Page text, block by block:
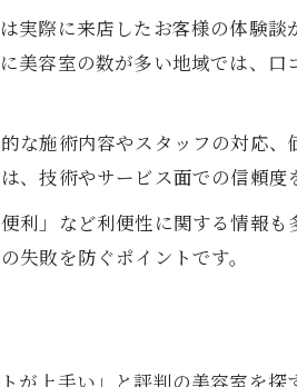
実際に来店したお客様の体験
容室の数が多い地域では、
な施術内容やスタッフの対応
技術やサービス面での信頼度
利」など利便性に関する情報
敗を防ぐポイントです。
上手い」と評判の美容室を探